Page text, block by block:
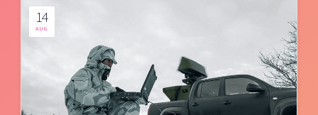
14
AUG